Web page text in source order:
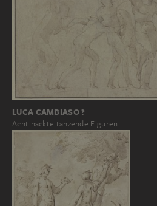
LUCA CAMBIASO ?
Acht nackte tanzende Figuren